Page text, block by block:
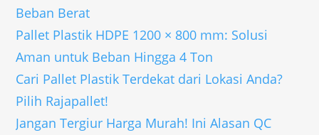
Beban Berat
Pallet Plastik HDPE 1200 × 800 mm: Solusi
Aman untuk Beban Hingga 4 Ton
Cari Pallet Plastik Terdekat dari Lokasi Anda?
Pilih Rajapallet!
Jangan Tergiur Harga Murah! Ini Alasan QC